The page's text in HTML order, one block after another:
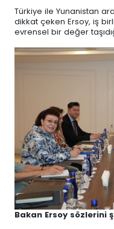
Türkiye ile Yunanistan
dikkat çeken Ersoy, iş
evrensel bir değer
Bakan Ersoy sözlerini